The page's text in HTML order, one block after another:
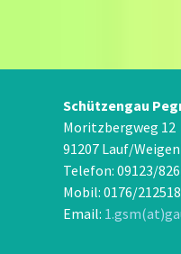
Schützengau
Moritzbergweg 12
91207 Lauf/
Telefon: 09123/
Mobil: 0176/
Email: